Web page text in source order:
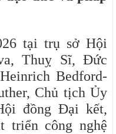
tại trụ sở Hội
Thuỵ Sĩ, Đức
Bedford-
Chủ tịch Ủy
đồng Đại kết,
triển công nghệ